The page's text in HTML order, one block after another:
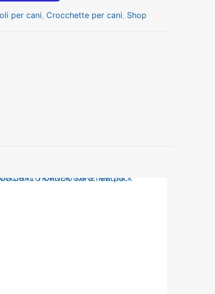
per cani, Crocchette per cani, Shop